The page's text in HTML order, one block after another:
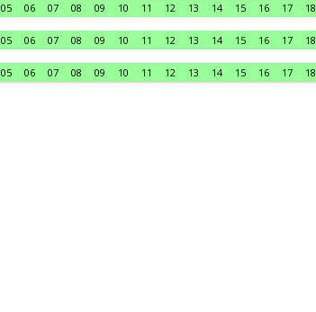
05 06 07 08 09 10 11 12 13 14 15 16 17 18
05 06 07 08 09 10 11 12 13 14 15 16 17 18
05 06 07 08 09 10 11 12 13 14 15 16 17 18